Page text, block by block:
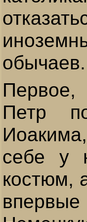
обычаев.
Петр
себе у
костюм,